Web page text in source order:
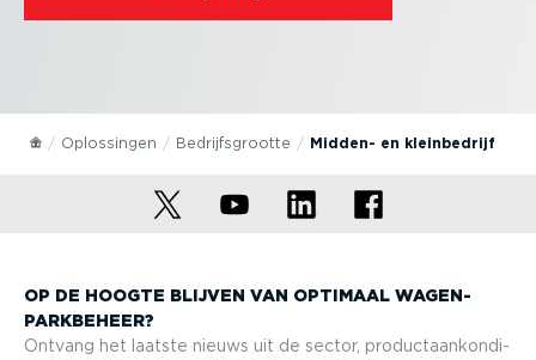
Oplossingen Bedrijfs­grootte Midden- en klein­be­drijf
OP DE HOOGTE BLIJVEN VAN OPTIMAAL WAGEN­
PARK­BEHEER?
Ontvang het laatste nieuws uit de sector, product­aan­kon­di­